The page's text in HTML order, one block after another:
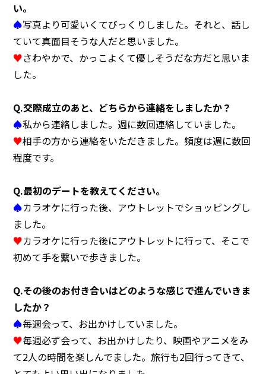
い。
♠写真より可愛いくてびっくりしました。それと、話し
ていて真面目そうな人だと思いました。
♥さわやかで、かっこよくて優しそうだな方だと思いま
した。
Q.交際成立のあと、どちらから連絡をしましたか？
♠私から連絡しました。週に数回連絡していました。
♥相手の方から連絡をいただきました。頻度は週に数回
程度です。
Q.最初のデートを教えてください。
♠カラオケに行った後、アウトレットでショッピングし
ました。
♥カラオケに行った後にアウトレットに行って、そこで
初めて手を繋いで歩きました。
Q.その後のお付き合いはどのような感じで進んでいきま
したか？
♠毎週会って、お出かけしていました。
♥毎週必ず会って、お出かけしたり、映画やアニメをみ
て2人の時間を楽しんでました。旅行も2回行ってきて、